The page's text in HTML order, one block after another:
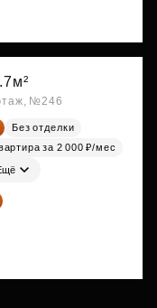
№246
Без отделки
за 2 000 ₽/мес